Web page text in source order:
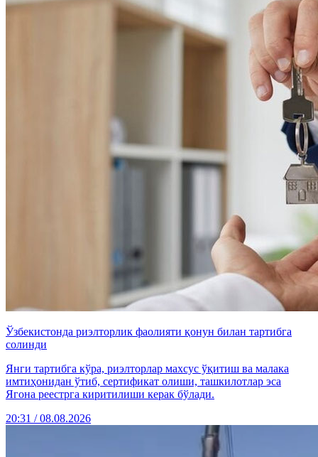
Ўзбекистонда риэлторлик фаолияти қонун билан тартибга
солинди
Янги тартибга кўра, риэлторлар махсус ўқитиш ва малака
имтиҳонидан ўтиб, сертификат олиши, ташкилотлар эса
Ягона реестрга киритилиши керак бўлади.
20:31 / 08.08.2026